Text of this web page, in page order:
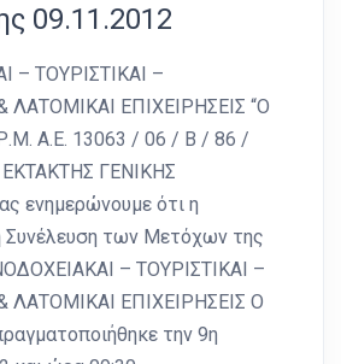
09.11.2012
– ΤΟΥΡΙΣΤΙΚΑΙ –
ΛΑΤΟΜΙΚΑΙ ΕΠΙΧΕΙΡΗΣΕΙΣ “Ο
Α.Ε. 13063 / 06 / Β / 86 /
ΓΕΝΙΚΗΣ
ενημερώνουμε ότι η
Συνέλευση των Μετόχων της
– ΤΟΥΡΙΣΤΙΚΑΙ –
ΛΑΤΟΜΙΚΑΙ ΕΠΙΧΕΙΡΗΣΕΙΣ Ο
την 9η